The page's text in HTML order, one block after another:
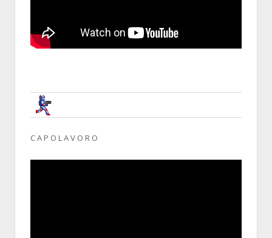
BRUNOB17 APRIL 2014, 08:22:30RE:YOUTUBE, NOSTRA CROCE E DELIZIA
C A P O L A V O R O